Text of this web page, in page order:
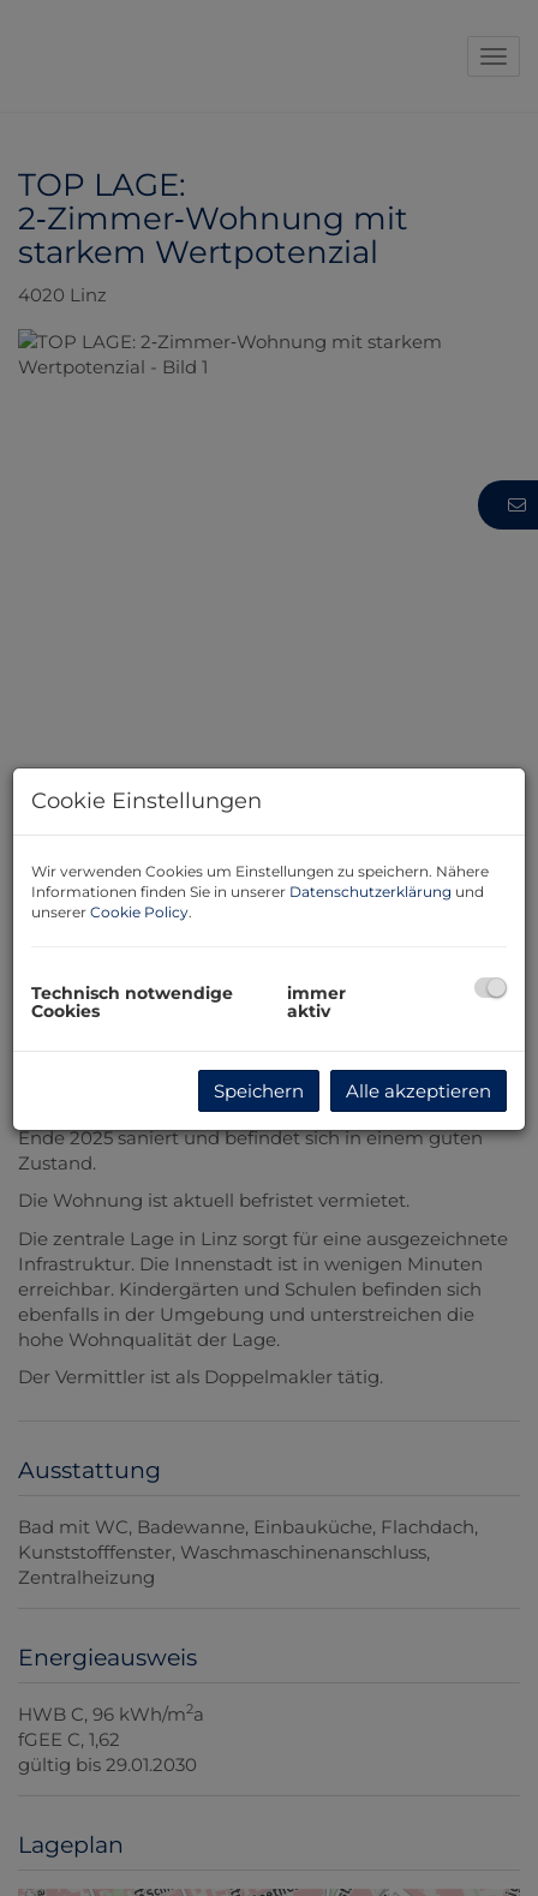
TOP LAGE:
2‑Zimmer‑Wohnung mit
starkem Wertpotenzial
4020 Linz
Beschreibung
Diese attraktive 2-Zimmer-Wohnung überzeugt durch
ihre hervorragende Lage sowie durch ihren gepflegten
Zustand und die geringen Betriebskosten.
Altbau (Baujahr 1987) und eignet sich sowohl für
Eigennutzer als auch für Anleger. Die Immobilie wurde
Ende 2025 saniert und befindet sich in einem guten
Zustand.
Die Wohnung ist aktuell befristet vermietet.
Die zentrale Lage in Linz sorgt für eine ausgezeichnete
Infrastruktur. Die Innenstadt ist in wenigen Minuten
erreichbar. Kindergärten und Schulen befinden sich
ebenfalls in der Umgebung und unterstreichen die
hohe Wohnqualität der Lage.
Der Vermittler ist als Doppelmakler tätig.
Ausstattung
Bad mit WC Badewanne Einbauküche Flachdach
Kunststofffenster Waschmaschinenanschluss
Zentralheizung
Energieausweis
HWB C, 96 kWh/m2a
fGEE C, 1,62
gültig bis 29.01.2030
Lageplan
Cookie Einstellungen
Wir verwenden Cookies um Einstellungen zu speichern. Nähere
Informationen finden Sie in unserer Datenschutzerklärung und
unserer Cookie Policy.
Technisch notwendige
Cookies
immer
aktiv
Speichern Alle akzeptieren